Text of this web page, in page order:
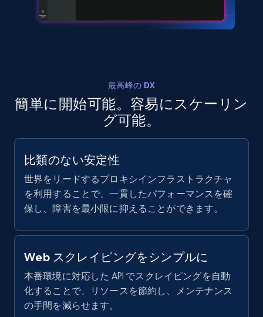
最高峰の DX
簡単に開始可能。容易にスケーリン
グ可能。
比類のない安定性
世界をリードするプロキシインフラストラクチャ
を利用することで、一貫したパフォーマンスを確
保し、障害を最小限に抑えることができます。
Web スクレイピングをシンプルに
本番環境に対応した API でスクレイピングを自動
化することで、リソースを節約し、メンテナンス
の手間を減らせます。